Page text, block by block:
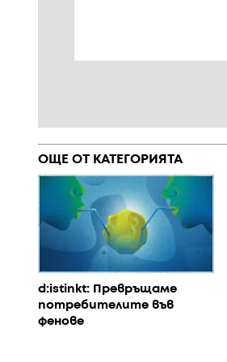
ОЩЕ ОТ КАТЕГОРИЯТА
d:istinkt: Превръщаме
потребителите във
фенове